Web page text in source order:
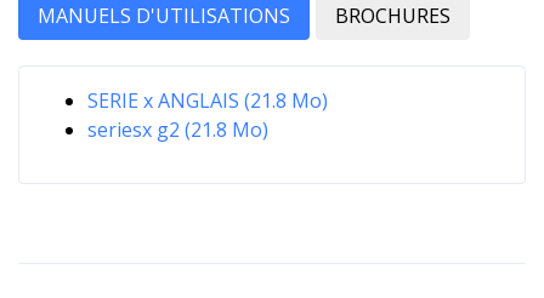
MANUELS D'UTILISATIONS BROCHURES
SERIE x ANGLAIS (21.8 Mo)
seriesx g2 (21.8 Mo)